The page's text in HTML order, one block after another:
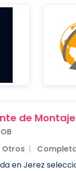
de Montaje
Otros
en Jerez